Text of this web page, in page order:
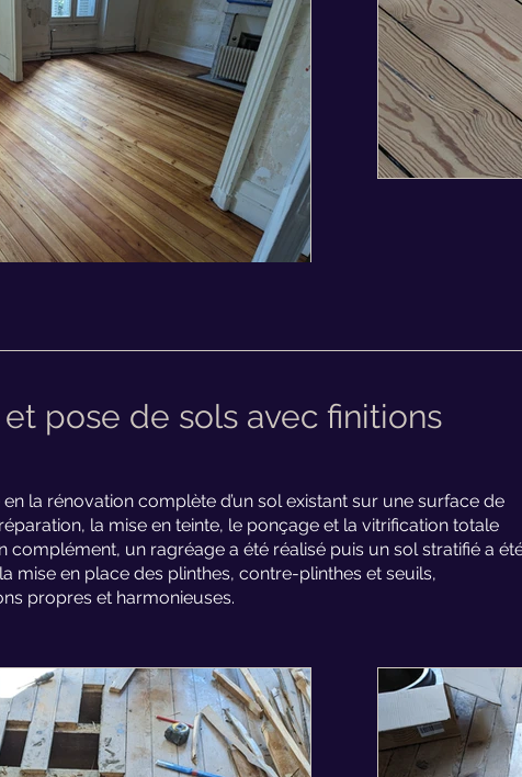
pose de sols avec finitions
la rénovation complète d’un sol existant sur une surface de
la mise en teinte, le ponçage et la vitrification totale
complément, un ragréage a été réalisé puis un sol stratifié a
mise en place des plinthes, contre-plinthes et seuils,
propres et harmonieuses.